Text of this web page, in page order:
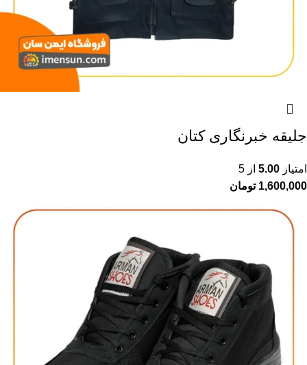
جلیقه خبرنگاری کتان
امتیاز 5.00 از 5
1,600,000 تومان